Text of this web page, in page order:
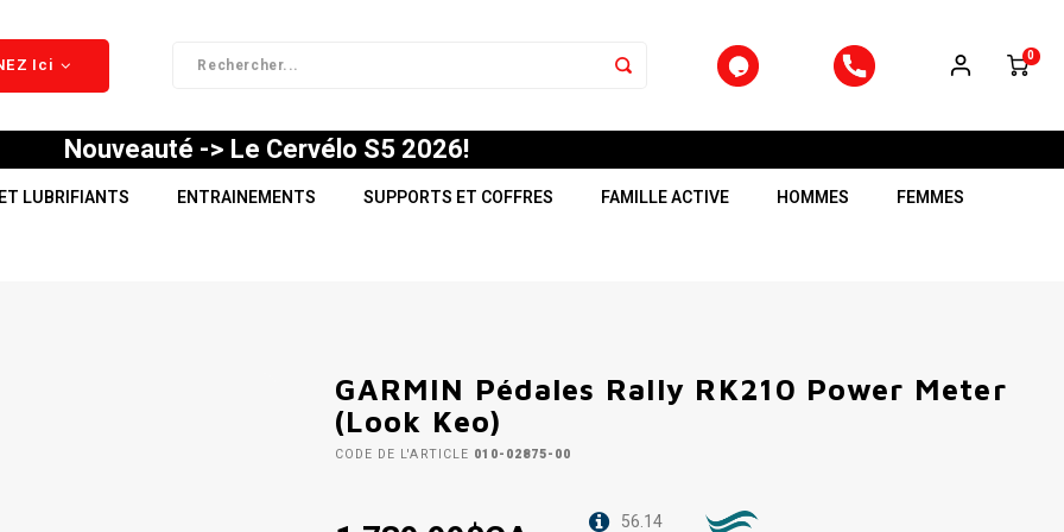
Ici 0
Nouveauté -> Le Cervélo S5 2026!
LUBRIFIANTS ENTRAINEMENTS SUPPORTS ET COFFRES FAMILLE ACTIVE HOMMES FEMMES
GARMIN Pédales Rally RK210 Power Meter
(Look Keo)
CODE DE L'ARTICLE 010-02875-00
56.14